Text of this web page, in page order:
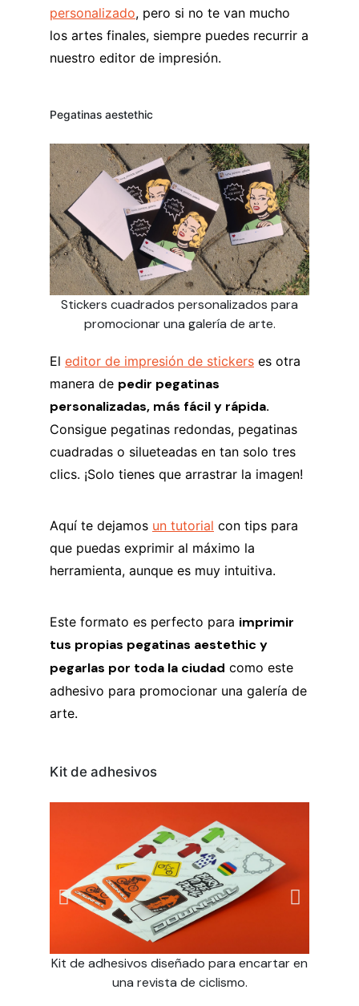
personalizado, pero si no te van mucho
los artes finales, siempre puedes recurrir a
nuestro editor de impresión.
Pegatinas aestethic
Stickers cuadrados personalizados para
promocionar una galería de arte.
El editor de impresión de stickers es otra
manera de pedir pegatinas
personalizadas, más fácil y rápida.
Consigue pegatinas redondas, pegatinas
cuadradas o silueteadas en tan solo tres
clics. ¡Solo tienes que arrastrar la imagen!
Aquí te dejamos un tutorial con tips para
que puedas exprimir al máximo la
herramienta, aunque es muy intuitiva.
Este formato es perfecto para imprimir
tus propias pegatinas aestethic y
pegarlas por toda la ciudad como este
adhesivo para promocionar una galería de
arte.
Kit de adhesivos
Kit de adhesivos diseñado para encartar en
una revista de ciclismo.